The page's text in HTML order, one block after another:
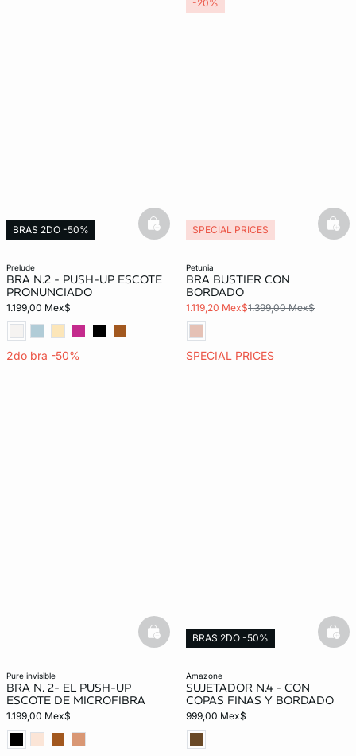
prelude
BRA N.2 - PUSH-UP ESCOTE
PRONUNCIADO
1.199,00 Mex$
2do bra -50%
BRAS 2DO -50% basketfull
petunia
BRA BUSTIER CON
BORDADO
1.119,20 Mex$1.399,00 Mex$
SPECIAL PRICES
SPECIAL PRICES
-20%
pure invisible
BRA N. 2- EL PUSH-UP
ESCOTE DE MICROFIBRA
1.199,00 Mex$
basketfull
amazone
SUJETADOR N.4 - CON
COPAS FINAS Y BORDADO
999,00 Mex$
BRAS 2DO -50%